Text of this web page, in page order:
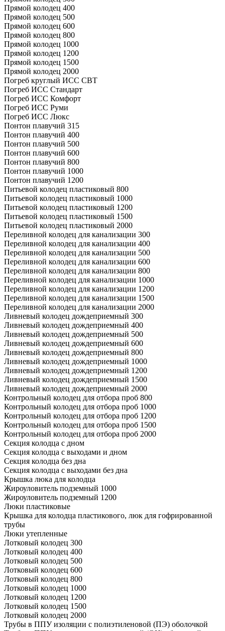
Прямой колодец 400
Прямой колодец 500
Прямой колодец 600
Прямой колодец 800
Прямой колодец 1000
Прямой колодец 1200
Прямой колодец 1500
Прямой колодец 2000
Погреб круглый ИСС СВТ
Погреб ИСС Стандарт
Погреб ИСС Комфорт
Погреб ИСС Руми
Погреб ИСС Люкс
Понтон плавучий 315
Понтон плавучий 400
Понтон плавучий 500
Понтон плавучий 600
Понтон плавучий 800
Понтон плавучий 1000
Понтон плавучий 1200
Питьевой колодец пластиковый 800
Питьевой колодец пластиковый 1000
Питьевой колодец пластиковый 1200
Питьевой колодец пластиковый 1500
Питьевой колодец пластиковый 2000
Переливной колодец для канализации 300
Переливной колодец для канализации 400
Переливной колодец для канализации 500
Переливной колодец для канализации 600
Переливной колодец для канализации 800
Переливной колодец для канализации 1000
Переливной колодец для канализации 1200
Переливной колодец для канализации 1500
Переливной колодец для канализации 2000
Ливневый колодец дождеприемный 300
Ливневый колодец дождеприемный 400
Ливневый колодец дождеприемный 500
Ливневый колодец дождеприемный 600
Ливневый колодец дождеприемный 800
Ливневый колодец дождеприемный 1000
Ливневый колодец дождеприемный 1200
Ливневый колодец дождеприемный 1500
Ливневый колодец дождеприемный 2000
Контрольный колодец для отбора проб 800
Контрольный колодец для отбора проб 1000
Контрольный колодец для отбора проб 1200
Контрольный колодец для отбора проб 1500
Контрольный колодец для отбора проб 2000
Секция колодца с дном
Секция колодца с выходами и дном
Секция колодца без дна
Секция колодца с выходами без дна
Крышка люка для колодца
Жироуловитель подземный 1000
Жироуловитель подземный 1200
Люки пластиковые
Крышка для колодца пластикового, люк для гофрированной
трубы
Люки утепленные
Лотковый колодец 300
Лотковый колодец 400
Лотковый колодец 500
Лотковый колодец 600
Лотковый колодец 800
Лотковый колодец 1000
Лотковый колодец 1200
Лотковый колодец 1500
Лотковый колодец 2000
Трубы в ППУ изоляции с полиэтиленовой (ПЭ) оболочкой